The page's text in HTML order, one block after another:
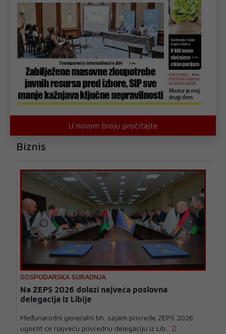
U novom broju pročitajte
Biznis
GOSPODARSKA SURADNJA
Na ZEPS 2026 dolazi najveća poslovna
delegacija iz Libije
Međunarodni generalni bh. sajam privrede ZEPS 2026
ugostit će najveću privrednu delegaciju iz Lib...